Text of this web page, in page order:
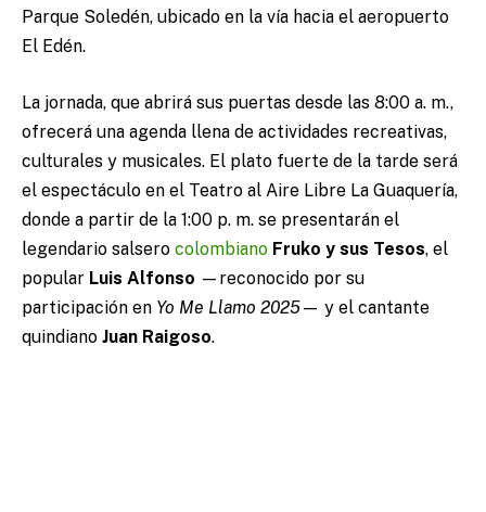
Parque Soledén, ubicado en la vía hacia el aeropuerto
El Edén.
La jornada, que abrirá sus puertas desde las 8:00 a. m.,
ofrecerá una agenda llena de actividades recreativas,
culturales y musicales. El plato fuerte de la tarde será
el espectáculo en el Teatro al Aire Libre La Guaquería,
donde a partir de la 1:00 p. m. se presentarán el
legendario salsero colombiano Fruko y sus Tesos, el
popular Luis Alfonso —reconocido por su
participación en Yo Me Llamo 2025— y el cantante
quindiano Juan Raigoso.